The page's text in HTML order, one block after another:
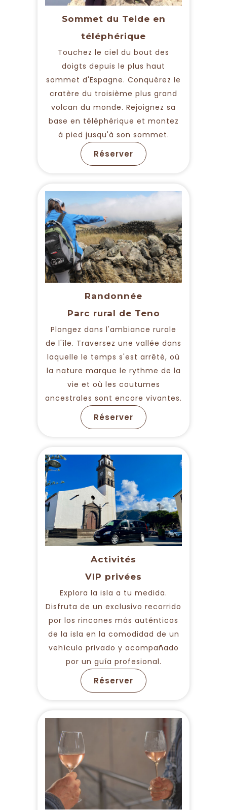
Sommet du Teide en
téléphérique
Touchez le ciel du bout des
doigts depuis le plus haut
sommet d'Espagne. Conquérez le
cratère du troisième plus grand
volcan du monde. Rejoignez sa
base en téléphérique et montez
à pied jusqu'à son sommet.
Réserver
Randonnée
Parc rural de Teno
Plongez dans l'ambiance rurale
de l'île. Traversez une vallée dans
laquelle le temps s'est arrêté, où
la nature marque le rythme de la
vie et où les coutumes
ancestrales sont encore vivantes.
Réserver
Activités
VIP privées
Explora la isla a tu medida.
Disfruta de un exclusivo recorrido
por los rincones más auténticos
de la isla en la comodidad de un
vehículo privado y acompañado
por un guía profesional.
Réserver